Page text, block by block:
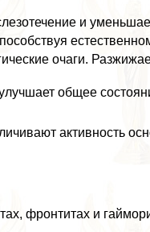
и
очаги.
общее
активность
фронтитах и